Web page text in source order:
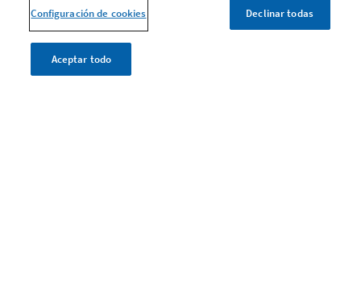
Configuración de cookies Declinar todas
Aceptar todo